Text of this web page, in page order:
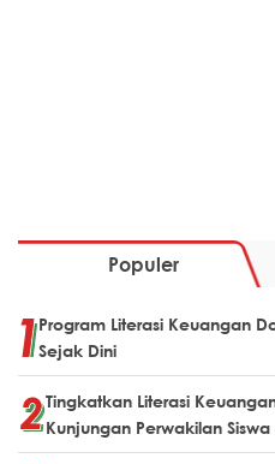
Populer
Program Literasi Keuangan
Sejak Dini
Tingkatkan Literasi
Kunjungan Perwakilan